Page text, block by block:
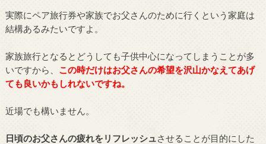
実際にペア旅行券や家族でお父さんのために行くという家庭は
結構あるみたいですよ。
家族旅行となるとどうしても子供中心になってしまうことが多
いですから、 この時だけはお父さんの希望を沢山かなえてあげ
ても良いかもしれないですね。
近場でも構いません。
日頃のお父さんの疲れをリフレッシュさせることが目的にした